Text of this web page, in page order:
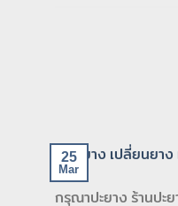
25
Mar
กรุณาปะยาง ร้านปะ